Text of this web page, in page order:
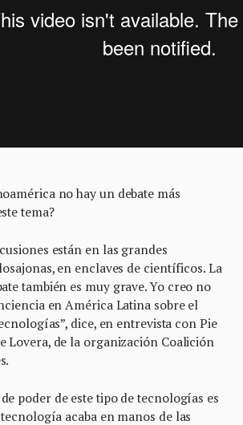
no hay un debate más
tema?
están en las grandes
en enclaves de científicos. La
también es muy grave. Yo creo no
en América Latina sobre el
dice, en entrevista con Pie
Lovera, de la organización Coalición
poder de este tipo de tecnologías es
acaba en manos de las